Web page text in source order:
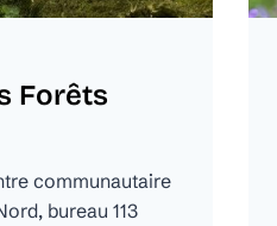
Forêts
communautaire
bureau 113